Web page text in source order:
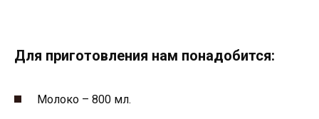
Для приготовления нам понадобится:
Молоко – 800 мл.